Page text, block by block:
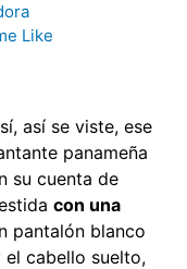
Like
así se viste, ese
panameña
su cuenta de
con una
pantalón blanco
cabello suelto,